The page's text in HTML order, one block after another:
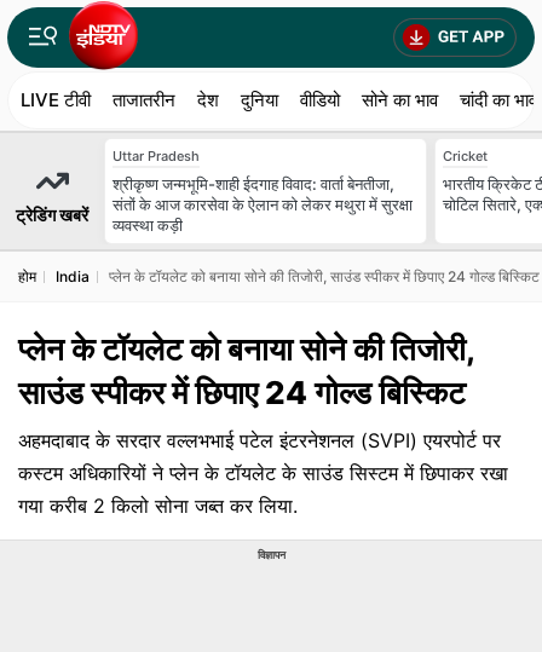
LIVE टीवी ताजातरीन देश दुनिया वीडियो सोने का भाव चांदी का भाव
ट्रेडिंग खबरें
Uttar Pradesh
श्रीकृष्ण जन्मभूमि-शाही ईदगाह विवाद: वार्ता बेनतीजा,
संतों के आज कारसेवा के ऐलान को लेकर मथुरा में सुरक्षा
व्यवस्था कड़ी
Cricket
भारतीय क्रिकेट
चोटिल सितारे,
होम India प्लेन के टॉयलेट को बनाया सोने की तिजोरी, साउंड स्पीकर में छिपाए 24 गोल्ड बिस्किट
प्लेन के टॉयलेट को बनाया सोने की तिजोरी,
साउंड स्पीकर में छिपाए 24 गोल्ड बिस्किट
अहमदाबाद के सरदार वल्लभभाई पटेल इंटरनेशनल (SVPI) एयरपोर्ट पर
कस्टम अधिकारियों ने प्लेन के टॉयलेट के साउंड सिस्टम में छिपाकर रखा
गया करीब 2 किलो सोना जब्त कर लिया.
विज्ञापन